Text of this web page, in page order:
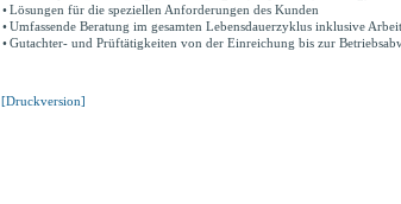
•Lösungen für die speziellen Anforderungen des Kunden
•Umfassende Beratung im gesamten Lebensdauerzyklus inklusive
•Gutachter- und Prüftätigkeiten von der Einreichung bis zur
[Druckversion]